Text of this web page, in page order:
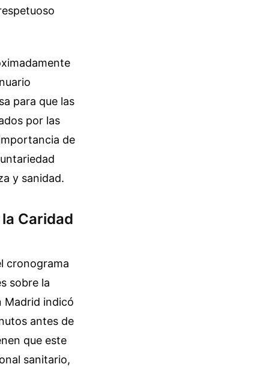
para que las
por las
de
y sanidad.
Caridad
cronograma
sobre la
Madrid indicó
antes de
que este
sanitario,